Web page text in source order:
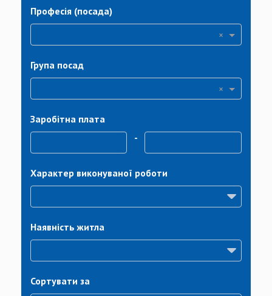
Професія (посада)
×
Група посад
×
Заробітна плата
-
Характер виконуваної роботи
Наявність житла
Сортувати за